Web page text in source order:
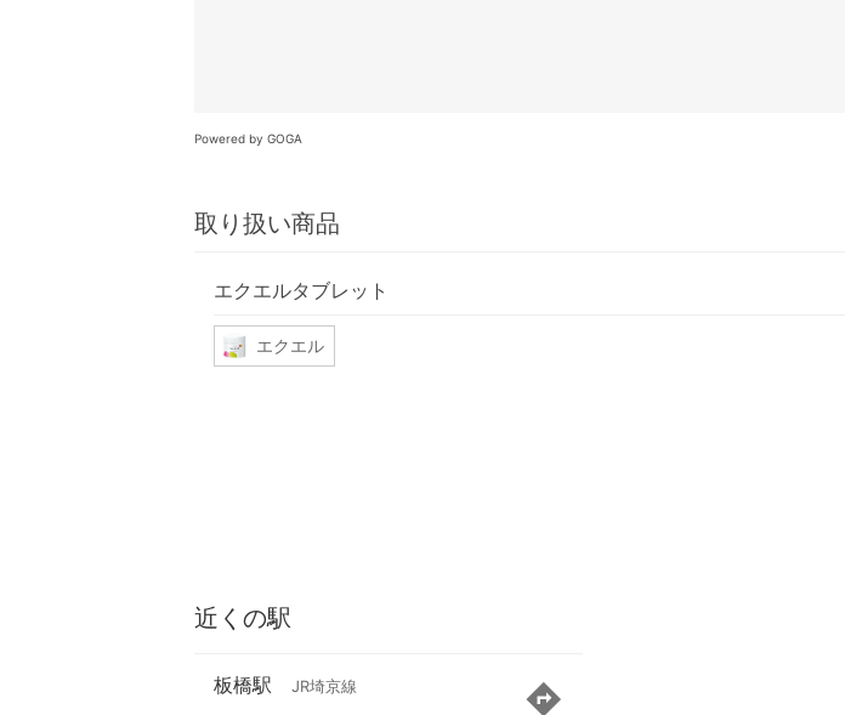
Powered by GOGA
取り扱い商品
エクエルタブレット
エクエル
近くの駅
板橋駅 JR埼京線